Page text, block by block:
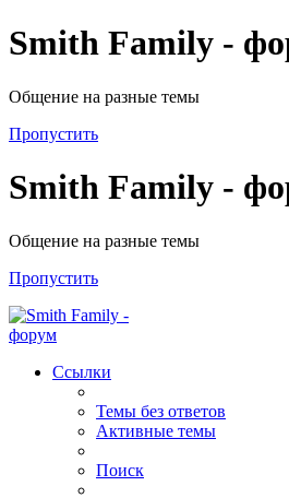
Smith Family -
Общение на разные темы
Пропустить
Smith Family -
Общение на разные темы
Пропустить
Ссылки
Темы без ответов
Активные темы
Поиск